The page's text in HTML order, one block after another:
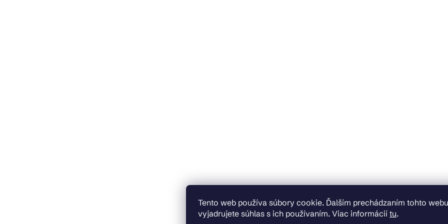
Tento web používa súbory cookie. Ďalším prechádzaním tohto webu
vyjadrujete súhlas s ich používaním. Viac informácií tu.